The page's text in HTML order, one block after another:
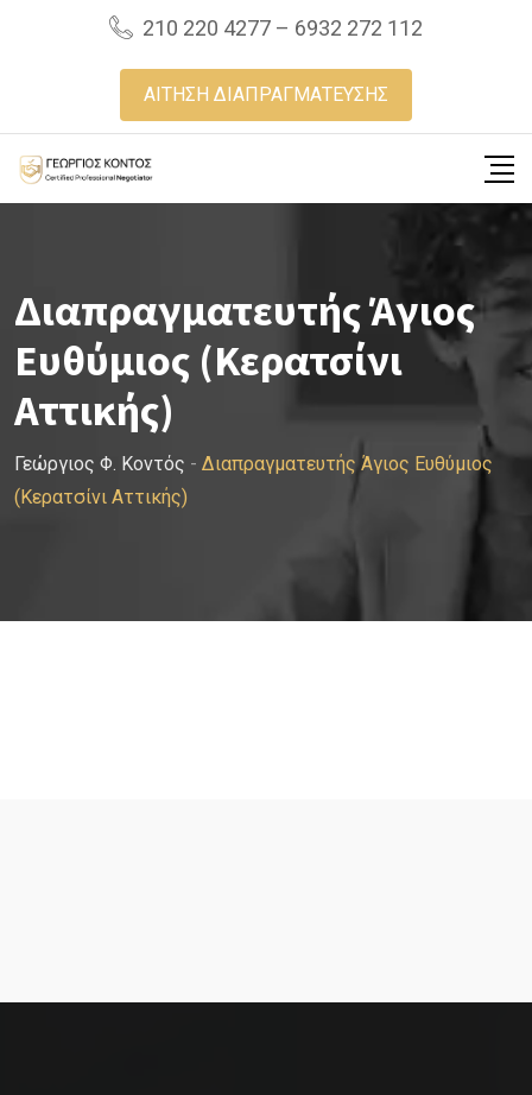
210 220 4277 – 6932 272 112
ΑΙΤΗΣΗ ΔΙΑΠΡΑΓΜΑΤΕΥΣΗΣ
Διαπραγματευτής Άγιος
Ευθύμιος (Κερατσίνι
Αττικής)
Γεώργιος Φ. Κοντός - Διαπραγματευτής Άγιος Ευθύμιος
(Κερατσίνι Αττικής)